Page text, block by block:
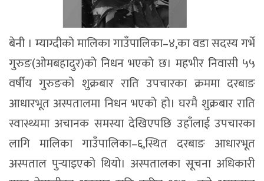
बेनी । म्याग्दीको मालिका गाउँपालिका–४,का वडा सदस्य गर्भे
गुरुङ(ओमबहादुर)को निधन भएको छ। महभीर निवासी ५५
वर्षीय गुरुङको शुक्रबार राति उपचारका क्रममा दरबाङ
आधारभूत अस्पतालमा निधन भएको हो। घरमै शुक्रबार राति
स्वास्थ्यमा अचानक समस्या देखिएपछि उहाँलाई उपचारका
लागि मालिका गाउँपालिका–६,स्थित दरबाङ आधारभूत
अस्पताल पुर्‍याइएको थियो। अस्पतालका सूचना अधिकारी